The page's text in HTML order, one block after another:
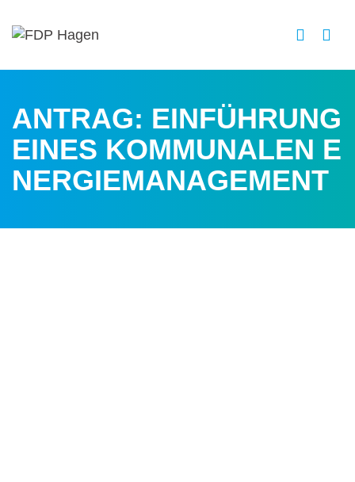
ANTRAG: EINFÜHRUNG
EINES KOMMUNALEN E
NERGIEMANAGEMENT